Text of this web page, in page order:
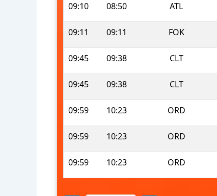
09:10 08:50 ATL
09:11 09:11 FOK
09:45 09:38 CLT
09:45 09:38 CLT
09:59 10:23 ORD
09:59 10:23 ORD
09:59 10:23 ORD